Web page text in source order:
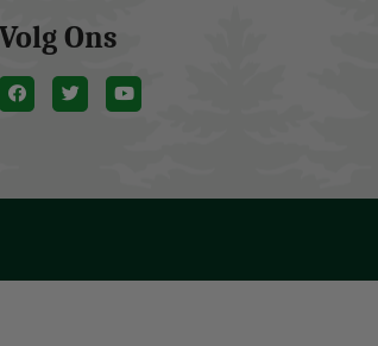
Volg Ons